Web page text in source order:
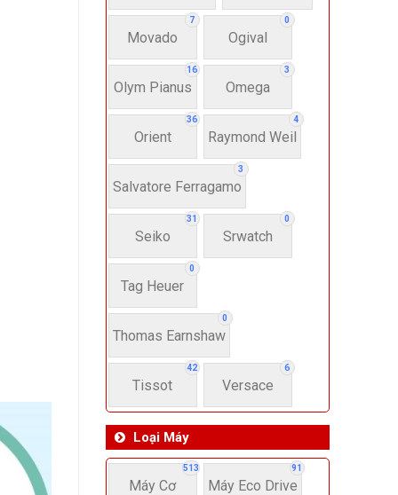
7
Movado
0
Ogival
16
Olym Pianus
3
Omega
36
Orient
4
Raymond Weil
3
Salvatore Ferragamo
31
Seiko
0
Srwatch
0
Tag Heuer
0
Thomas Earnshaw
42
Tissot
6
Versace
Loại Máy
513
Máy Cơ
91
Máy Eco Drive